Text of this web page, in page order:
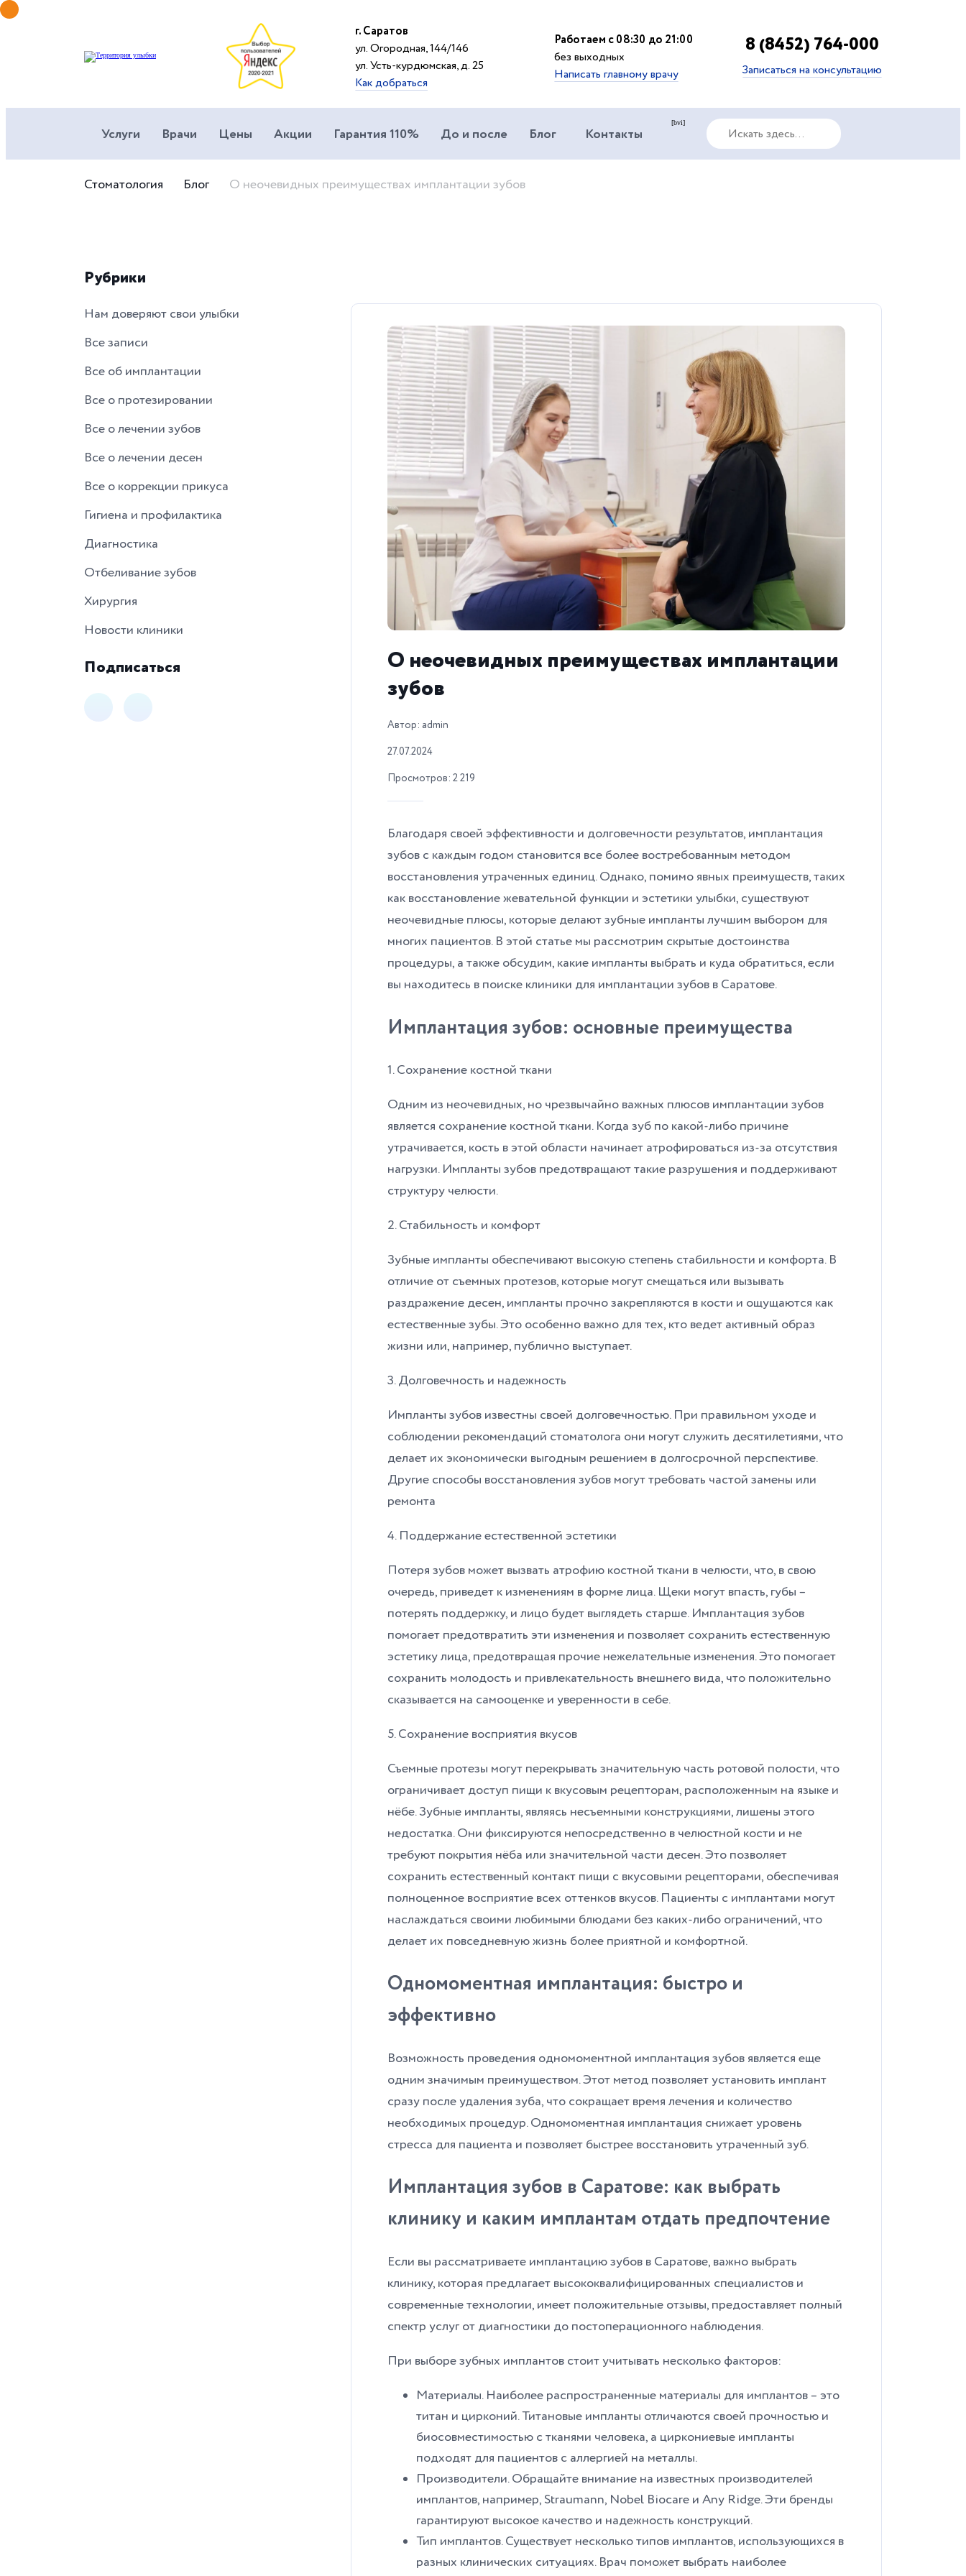
г. Саратов
ул. Огородная, 144/146
ул. Усть-курдюмская, д. 25
Как добраться
Работаем с 08:30 до 21:00
без выходных
Написать главному врачу
8 (8452) 764-000
Записаться на консультацию
Услуги Врачи Цены Акции Гарантия 110% До и после Блог Контакты
[bvi]
Стоматология Блог О неочевидных преимуществах имплантации зубов
Рубрики
Нам доверяют свои улыбки
Все записи
Все об имплантации
Все о протезировании
Все о лечении зубов
Все о лечении десен
Все о коррекции прикуса
Гигиена и профилактика
Диагностика
Отбеливание зубов
Хирургия
Новости клиники
Подписаться
О неочевидных преимуществах имплантации
зубов
Автор: admin
27.07.2024
Просмотров: 2 219
Благодаря своей эффективности и долговечности результатов, имплантация
зубов с каждым годом становится все более востребованным методом
восстановления утраченных единиц. Однако, помимо явных преимуществ, таких
как восстановление жевательной функции и эстетики улыбки, существуют
неочевидные плюсы, которые делают зубные импланты лучшим выбором для
многих пациентов. В этой статье мы рассмотрим скрытые достоинства
процедуры, а также обсудим, какие импланты выбрать и куда обратиться, если
вы находитесь в поиске клиники для имплантации зубов в Саратове.
Имплантация зубов: основные преимущества
1. Сохранение костной ткани
Одним из неочевидных, но чрезвычайно важных плюсов имплантации зубов
является сохранение костной ткани. Когда зуб по какой-либо причине
утрачивается, кость в этой области начинает атрофироваться из-за отсутствия
нагрузки. Импланты зубов предотвращают такие разрушения и поддерживают
структуру челюсти.
2. Стабильность и комфорт
Зубные импланты обеспечивают высокую степень стабильности и комфорта. В
отличие от съемных протезов, которые могут смещаться или вызывать
раздражение десен, импланты прочно закрепляются в кости и ощущаются как
естественные зубы. Это особенно важно для тех, кто ведет активный образ
жизни или, например, публично выступает.
3. Долговечность и надежность
Импланты зубов известны своей долговечностью. При правильном уходе и
соблюдении рекомендаций стоматолога они могут служить десятилетиями, что
делает их экономически выгодным решением в долгосрочной перспективе.
Другие способы восстановления зубов могут требовать частой замены или
ремонта
4. Поддержание естественной эстетики
Потеря зубов может вызвать атрофию костной ткани в челюсти, что, в свою
очередь, приведет к изменениям в форме лица. Щеки могут впасть, губы –
потерять поддержку, и лицо будет выглядеть старше. Имплантация зубов
помогает предотвратить эти изменения и позволяет сохранить естественную
эстетику лица, предотвращая прочие нежелательные изменения. Это помогает
сохранить молодость и привлекательность внешнего вида, что положительно
сказывается на самооценке и уверенности в себе.
5. Сохранение восприятия вкусов
Съемные протезы могут перекрывать значительную часть ротовой полости, что
ограничивает доступ пищи к вкусовым рецепторам, расположенным на языке и
нёбе. Зубные импланты, являясь несъемными конструкциями, лишены этого
недостатка. Они фиксируются непосредственно в челюстной кости и не
требуют покрытия нёба или значительной части десен. Это позволяет
сохранить естественный контакт пищи с вкусовыми рецепторами, обеспечивая
полноценное восприятие всех оттенков вкусов. Пациенты с имплантами могут
наслаждаться своими любимыми блюдами без каких-либо ограничений, что
делает их повседневную жизнь более приятной и комфортной.
Одномоментная имплантация: быстро и
эффективно
Возможность проведения одномоментной имплантация зубов является еще
одним значимым преимуществом. Этот метод позволяет установить имплант
сразу после удаления зуба, что сокращает время лечения и количество
необходимых процедур. Одномоментная имплантация снижает уровень
стресса для пациента и позволяет быстрее восстановить утраченный зуб.
Имплантация зубов в Саратове: как выбрать
клинику и каким имплантам отдать предпочтение
Если вы рассматриваете имплантацию зубов в Саратове, важно выбрать
клинику, которая предлагает высококвалифицированных специалистов и
современные технологии, имеет положительные отзывы, предоставляет полный
спектр услуг от диагностики до постоперационного наблюдения.
При выборе зубных имплантов стоит учитывать несколько факторов:
Материалы. Наиболее распространенные материалы для имплантов – это
титан и цирконий. Титановые импланты отличаются своей прочностью и
биосовместимостью с тканями человека, а циркониевые импланты
подходят для пациентов с аллергией на металлы.
Производители. Обращайте внимание на известных производителей
имплантов, например, Straumann, Nobel Biocare и Any Ridge. Эти бренды
гарантируют высокое качество и надежность конструкций.
Тип имплантов. Существует несколько типов имплантов, использующихся в
разных клинических ситуациях. Врач поможет выбрать наиболее